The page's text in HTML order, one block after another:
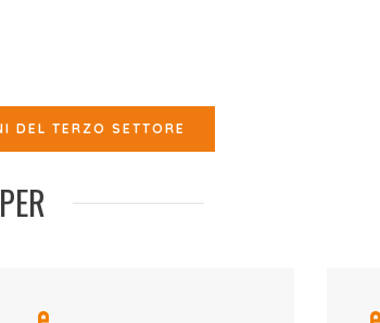
DEL TERZO SETTORE
PER